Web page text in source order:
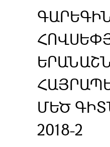
ՄԵԾ
2018-2